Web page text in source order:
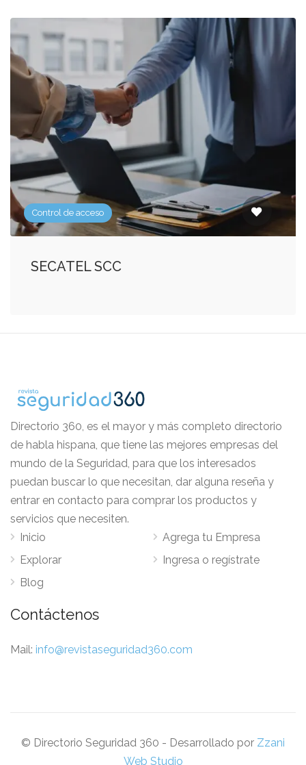
Control de acceso
SECATEL SCC
Directorio 360, es el mayor y más completo directorio
de habla hispana, que tiene las mejores empresas del
mundo de la Seguridad, para que los interesados
puedan buscar lo que necesitan, dar alguna reseña y
entrar en contacto para comprar los productos y
servicios que necesiten.
Inicio
Explorar
Blog
Agrega tu Empresa
Ingresa o regístrate
Contáctenos
Mail: info@revistaseguridad360.com
© Directorio Seguridad 360 - Desarrollado por Zzani
Web Studio